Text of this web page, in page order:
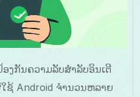
ງກັນຄວາມລັບສໍາລັບອິນເຕີ
ຊ້ Android ຈຳນວນຫລາຍ